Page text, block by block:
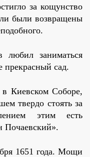
за кощунство
были возвращены
заниматься
прекрасный сад.
Киевском Соборе,
твердо стоять за
этим есть
Почаевский».
1651 года. Мощи